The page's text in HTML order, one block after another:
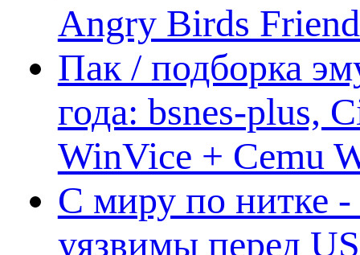
Angry Birds
Пак / подборка
года: bsnes-plus,
WinVice + Cemu
С миру по нитке
уязвимы перед